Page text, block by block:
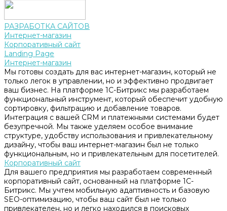
РАЗРАБОТКА САЙТОВ
Интернет-магазин
Корпоративный сайт
Landing Page
Интернет-магазин
Мы готовы создать для вас интернет-магазин, который не
только легок в управлении, но и эффективно продвигает
ваш бизнес. На платформе 1С-Битрикс мы разработаем
функциональный инструмент, который обеспечит удобную
сортировку, фильтрацию и добавление товаров.
Интеграция с вашей CRM и платежными системами будет
безупречной. Мы также уделяем особое внимание
структуре, удобству использования и привлекательному
дизайну, чтобы ваш интернет-магазин был не только
функциональным, но и привлекательным для посетителей.
Корпоративный сайт
Для вашего предприятия мы разработаем современный
корпоративный сайт, основанный на платформе 1С-
Битрикс. Мы учтем мобильную адаптивность и базовую
SEO-оптимизацию, чтобы ваш сайт был не только
привлекателен, но и легко находился в поисковых